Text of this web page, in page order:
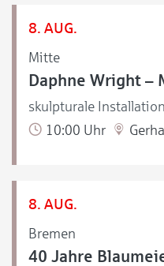
8. AUG.
Mitte
Daphne Wright –
skulpturale
10:00 Uhr
8. AUG.
Bremen
40 Jahre